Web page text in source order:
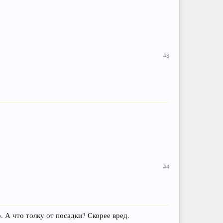
#3
#4
что толку от посадки? Скорее вред.